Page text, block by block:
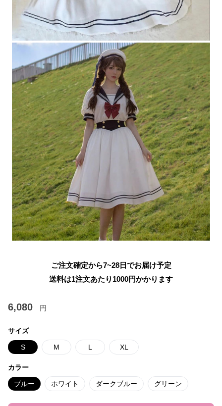
ご注文確定から7~28日でお届け予定
送料は1注文あたり 1000円かかります
6,080 円
サイズ
S M L XL
カラー
ブルー ホワイト ダークブルー グリーン